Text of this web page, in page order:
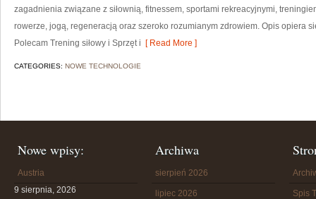
zagadnienia związane z siłownią, fitnessem, sportami rekreacyjnymi,
rowerze, jogą, regeneracją oraz szeroko rozumianym zdrowiem. Opis opiera
Polecam Trening siłowy i Sprzęt i [ Read More ]
CATEGORIES: NOWE TECHNOLOGIE
Nowe wpisy:
Austria
9 sierpnia, 2026
Archiwa
sierpień 2026
lipiec 2026 Spis